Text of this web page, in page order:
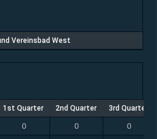
Vereinsbad West
1st Quarter 2nd Quarter 3rd Quarter
0 0
0